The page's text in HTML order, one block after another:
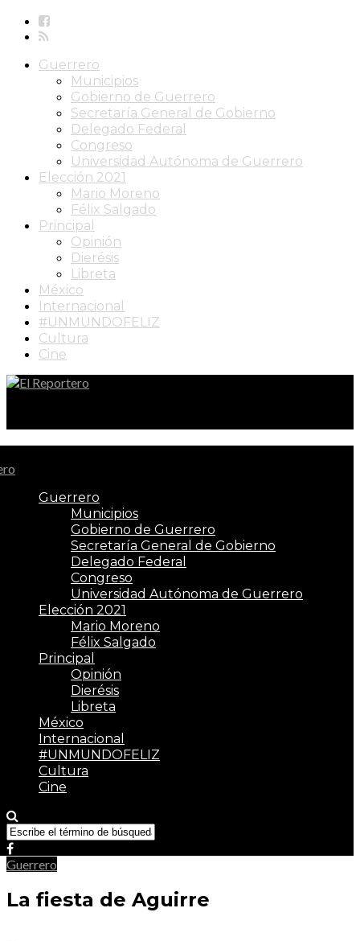
Guerrero
Municipios
Gobierno de Guerrero
Secretaría General de Gobierno
Delegado Federal
Congreso
Universidad Autónoma de Guerrero
Elección 2021
Mario Moreno
Félix Salgado
Principal
Opinión
Dierésis
Libreta
México
Internacional
#UNMUNDOFELIZ
Cultura
Cine
Guerrero
Municipios
Gobierno de Guerrero
Secretaría General de Gobierno
Delegado Federal
Congreso
Universidad Autónoma de Guerrero
Elección 2021
Mario Moreno
Félix Salgado
Principal
Opinión
Dierésis
Libreta
México
Internacional
#UNMUNDOFELIZ
Cultura
Cine
Guerrero
La fiesta de Aguirre